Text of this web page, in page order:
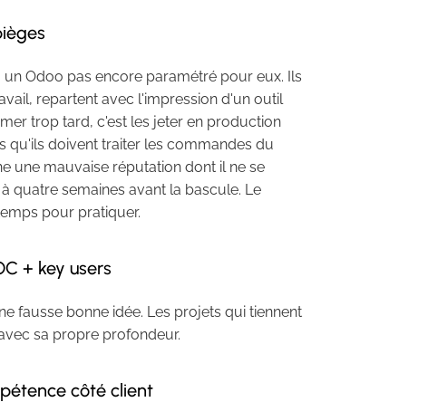
Odoo pas encore paramétré pour eux. Ils
repartent avec l'impression d'un outil
trop tard, c'est les jeter en production
qu'ils doivent traiter les commandes du
une mauvaise réputation dont il ne se
quatre semaines avant la bascule. Le
pour pratiquer.
+ key users
fausse bonne idée. Les projets qui tiennent
sa propre profondeur.
côté client